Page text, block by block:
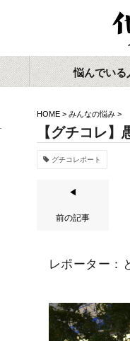
悩んでいる
HOME > みんなの悩み >
【グチコレ
グチコレポート
◀
前の記事
レポーター：